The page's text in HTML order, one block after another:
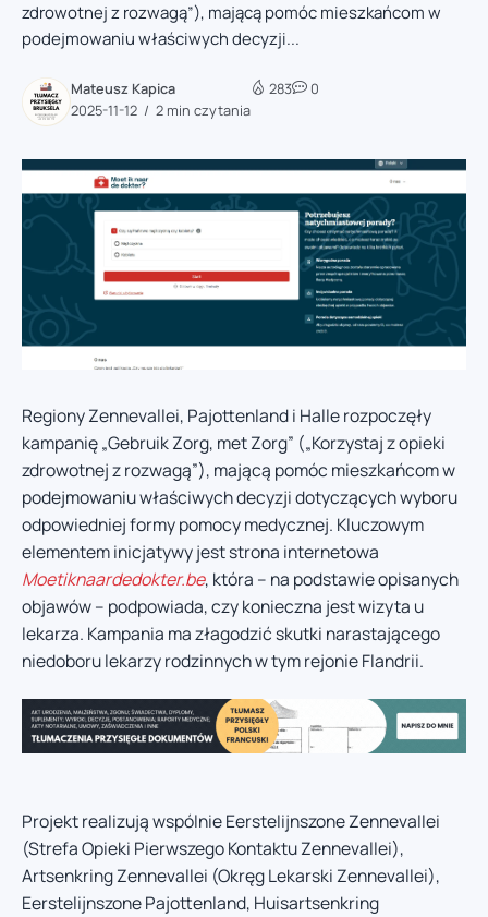
zdrowotnej z rozwagą”), mającą pomóc mieszkańcom w
podejmowaniu właściwych decyzji...
Mateusz Kapica
2025-11-12
2 min czytania
283 0
Regiony Zennevallei, Pajottenland i Halle rozpoczęły
kampanię „Gebruik Zorg, met Zorg” („Korzystaj z opieki
zdrowotnej z rozwagą”), mającą pomóc mieszkańcom w
podejmowaniu właściwych decyzji dotyczących wyboru
odpowiedniej formy pomocy medycznej. Kluczowym
elementem inicjatywy jest strona internetowa
Moetiknaardedokter.be, która – na podstawie opisanych
objawów – podpowiada, czy konieczna jest wizyta u
lekarza. Kampania ma złagodzić skutki narastającego
niedoboru lekarzy rodzinnych w tym rejonie Flandrii.
Projekt realizują wspólnie Eerstelijnszone Zennevallei
(Strefa Opieki Pierwszego Kontaktu Zennevallei),
Artsenkring Zennevallei (Okręg Lekarski Zennevallei),
Eerstelijnszone Pajottenland, Huisartsenkring